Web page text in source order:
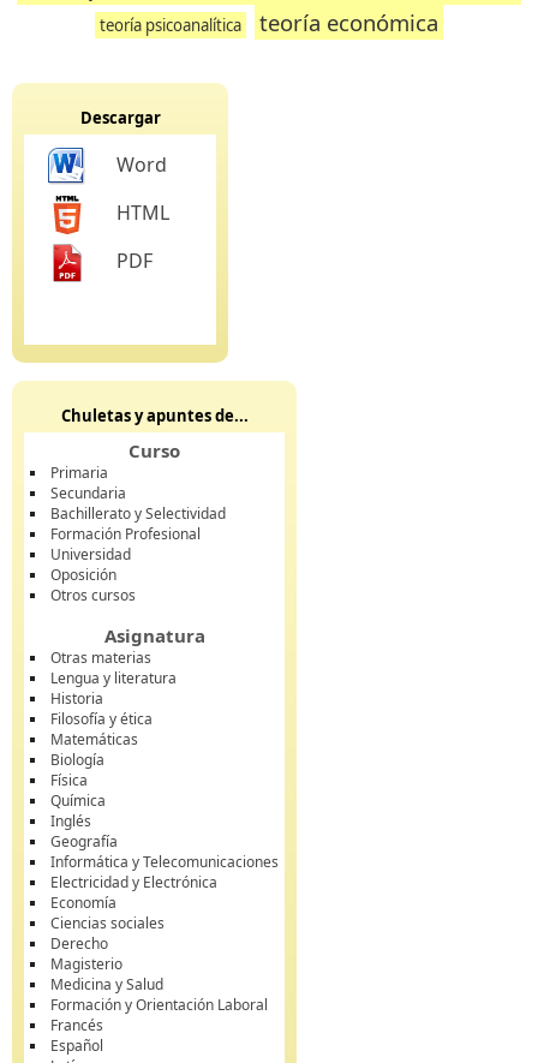
teoría psicoanalítica teoría económica
Descargar
Word
HTML
PDF
Chuletas y apuntes de...
Curso
Primaria
Secundaria
Bachillerato y Selectividad
Formación Profesional
Universidad
Oposición
Otros cursos
Asignatura
Otras materias
Lengua y literatura
Historia
Filosofía y ética
Matemáticas
Biología
Física
Química
Inglés
Geografía
Informática y Telecomunicaciones
Electricidad y Electrónica
Economía
Ciencias sociales
Derecho
Magisterio
Medicina y Salud
Formación y Orientación Laboral
Francés
Español